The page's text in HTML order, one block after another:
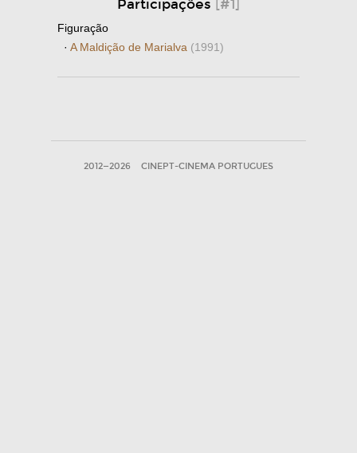
Participações [#1]
Figuração
· A Maldição de Marialva (1991)
2012—2026 CINEPT-CINEMA PORTUGUES